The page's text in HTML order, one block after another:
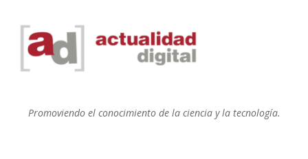
Promoviendo el conocimiento de la ciencia y la tecnología.